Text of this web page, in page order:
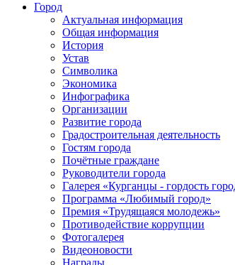
Город
Актуальная информация
Общая информация
История
Устав
Символика
Экономика
Инфографика
Организации
Развитие города
Градостроительная деятельность
Гостям города
Почётные граждане
Руководители города
Галерея «Курганцы - гордость
Программа «Любимый город»
Премия «Трудящаяся молодежь»
Противодействие коррупции
Фотогалерея
Видеоновости
Награды